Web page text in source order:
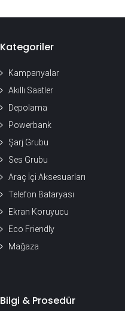
Kategoriler
Kampanyalar
Akıllı Saatler
Depolama
Powerbank
Şarj Grubu
Ses Grubu
Araç İçi Aksesuarları
Telefon Bataryası
Ekran Koruyucu
Eco Friendly
Mağaza
Bilgi & Prosedür